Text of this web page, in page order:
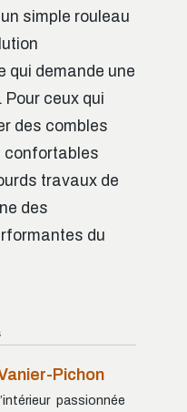
simple rouleau
qui demande une
ceux qui
des combles
confortables
travaux de
des
du
Pichon
passionnée